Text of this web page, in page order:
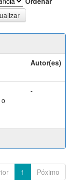
Autor(es)
-
1 Póximo